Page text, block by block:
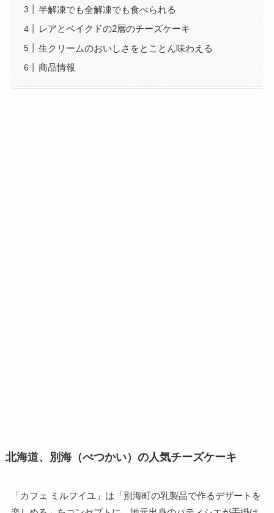
半解凍でも全解凍でも食べられる
レアとベイクドの2層のチーズケーキ
生クリームのおいしさをとことん味わえる
商品情報
北海道、別海（べつかい）の人気チーズケーキ
「カフェ ミルフイユ」は「別海町の乳製品で作るデザートを